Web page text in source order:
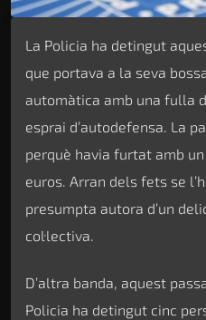
La Policia ha detingut
que portava a la seva
automàtica amb una fulla
esprai d’autodefensa. La
perquè havia furtat amb un
euros. Arran dels fets se
presumpta autora d’un
col·lectiva.
D’altra banda, aquest
Policia ha detingut cinc